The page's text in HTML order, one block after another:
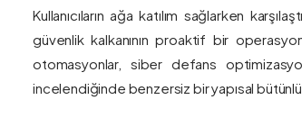
Kullanıcıların ağa katılım sağlarken
güvenlik kalkanının proaktif bir operasyon
otomasyonlar, siber defans
incelendiğinde benzersiz bir yapısal